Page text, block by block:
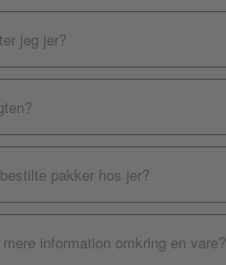
jeg jer?
pakker hos jer?
information omkring en vare?